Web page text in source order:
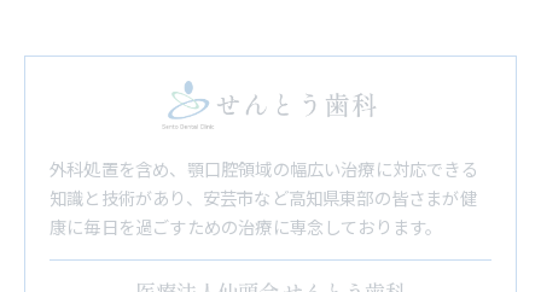
外科処置を含め、顎口腔領域の幅広い治療に対応できる
知識と技術があり、安芸市など高知県東部の皆さまが健
康に毎日を過ごすための治療に専念しております。